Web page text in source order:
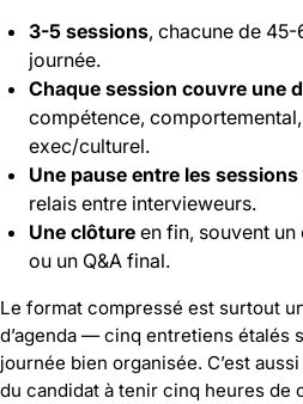
3-5 sessions, chacune de
journée.
Chaque session couvre une
compétence,
exec/culturel.
Une pause entre les sessions
relais entre intervieweurs.
Une clôture en fin, souvent
ou un Q&A final.
Le format compressé est surtout
d’agenda — cinq entretiens étalés
journée bien organisée. C’est
du candidat à tenir cinq heures de